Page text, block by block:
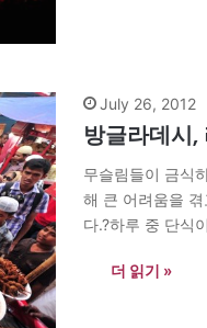
July 26, 2012
방글라데시,
무슬림들이 금식
해 큰 어려움을
다.?하루 중 단식
더 읽기 »